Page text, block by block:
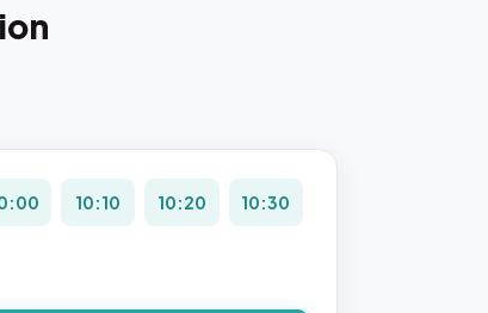
10:10 10:20 10:30